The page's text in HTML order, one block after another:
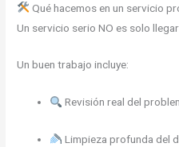
Qué hacemos en un servicio
Un servicio serio NO es solo llegar
Un buen trabajo incluye:
Revisión real del
Limpieza profunda del